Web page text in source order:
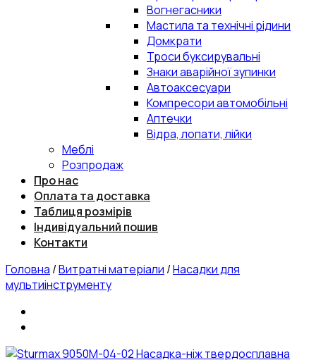
Вогнегасники
Мастила та технічні рідини
Домкрати
Троси буксирувальні
Знаки аварійної зупинки
Автоаксесуари
Компресори автомобільні
Аптечки
Відра, лопати, лійки
Меблі
Розпродаж
Про нас
Оплата та доставка
Таблиця розмірів
Індивідуальний пошив
Контакти
Головна /Витратні матеріали /Насадки для
мультиінструменту